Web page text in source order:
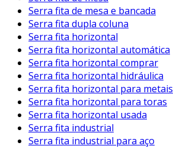
Serra fita de mesa e bancada
Serra fita dupla coluna
Serra fita horizontal
Serra fita horizontal automática
Serra fita horizontal comprar
Serra fita horizontal hidráulica
Serra fita horizontal para metais
Serra fita horizontal para toras
Serra fita horizontal usada
Serra fita industrial
Serra fita industrial para aço